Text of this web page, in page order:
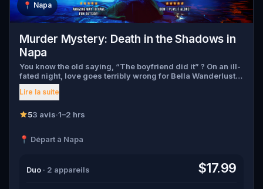
📍 Napa
Murder Mystery: Death in the Shadows in
Napa
You know the old saying, “The boyfriend did it” ? On an ill-
fated night, love goes terribly wrong for Bella Wanderlust
and Walter Bridges . Bella, a famous travel blogger, was
found dead during a ghost tour led by the theatrical Percy
Walter, the obsessed boyfriend? Percy, the ghost tour
suspects, and expose the real murderer before they strike
Lire la suite
53 avis·1–2 hrs
📍 Départ à Napa
Duo · 2 appareils $17.99